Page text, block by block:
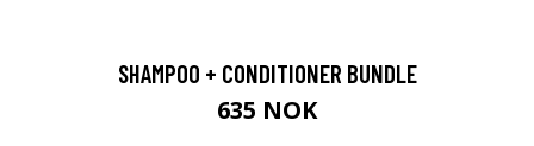
SHAMPOO + CONDITIONER BUNDLE
635 NOK